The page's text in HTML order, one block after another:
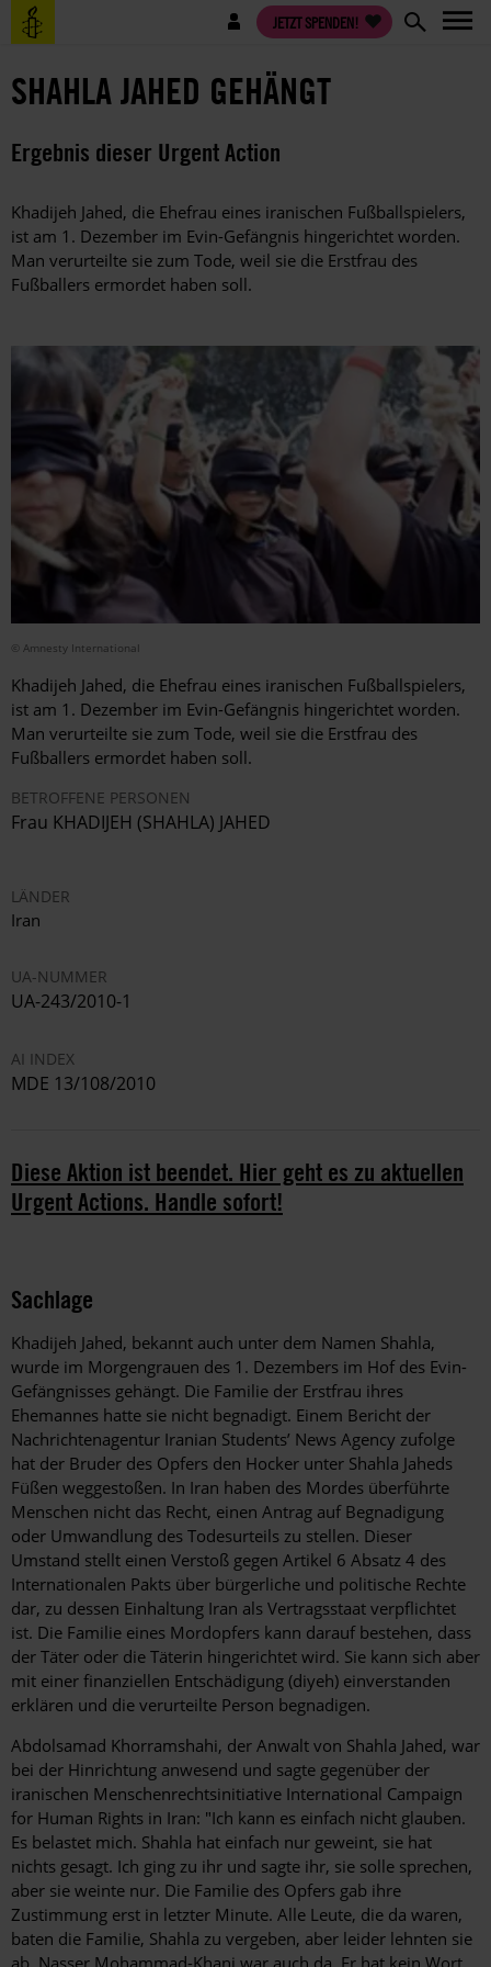
Direkt
zum
Benutzermenü JETZT SPENDEN!
SHAHLA JAHED GEHÄNGT
Ergebnis dieser Urgent Action
Khadijeh Jahed, die Ehefrau eines iranischen Fußballspielers,
ist am 1. Dezember im Evin-Gefängnis hingerichtet worden.
Man verurteilte sie zum Tode, weil sie die Erstfrau des
Fußballers ermordet haben soll.
© Amnesty International
Khadijeh Jahed, die Ehefrau eines iranischen Fußballspielers,
ist am 1. Dezember im Evin-Gefängnis hingerichtet worden.
Man verurteilte sie zum Tode, weil sie die Erstfrau des
Fußballers ermordet haben soll.
BETROFFENE PERSONEN
Frau KHADIJEH (SHAHLA) JAHED
LÄNDER
Iran
UA-NUMMER
UA-243/2010-1
AI INDEX
MDE 13/108/2010
Diese Aktion ist beendet. Hier geht es zu aktuellen
Urgent Actions. Handle sofort!
Sachlage
Khadijeh Jahed, bekannt auch unter dem Namen Shahla,
wurde im Morgengrauen des 1. Dezembers im Hof des Evin-
Gefängnisses gehängt. Die Familie der Erstfrau ihres
Ehemannes hatte sie nicht begnadigt. Einem Bericht der
Nachrichtenagentur Iranian Students’ News Agency zufolge
hat der Bruder des Opfers den Hocker unter Shahla Jaheds
Füßen weggestoßen. In Iran haben des Mordes überführte
Menschen nicht das Recht, einen Antrag auf Begnadigung
oder Umwandlung des Todesurteils zu stellen. Dieser
Umstand stellt einen Verstoß gegen Artikel 6 Absatz 4 des
Internationalen Pakts über bürgerliche und politische Rechte
dar, zu dessen Einhaltung Iran als Vertragsstaat verpflichtet
ist. Die Familie eines Mordopfers kann darauf bestehen, dass
der Täter oder die Täterin hingerichtet wird. Sie kann sich aber
mit einer finanziellen Entschädigung (diyeh) einverstanden
erklären und die verurteilte Person begnadigen.
Abdolsamad Khorramshahi, der Anwalt von Shahla Jahed, war
bei der Hinrichtung anwesend und sagte gegenüber der
iranischen Menschenrechtsinitiative International Campaign
for Human Rights in Iran: "Ich kann es einfach nicht glauben.
Es belastet mich. Shahla hat einfach nur geweint, sie hat
nichts gesagt. Ich ging zu ihr und sagte ihr, sie solle sprechen,
aber sie weinte nur. Die Familie des Opfers gab ihre
Zustimmung erst in letzter Minute. Alle Leute, die da waren,
baten die Familie, Shahla zu vergeben, aber leider lehnten sie